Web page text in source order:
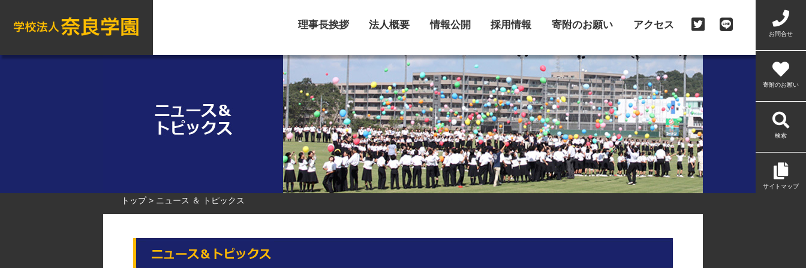
理事長挨拶 法人概要 情報公開 採用情報 寄附のお願い アクセス
お問合せ
寄附のお願い
検索
サイトマップ
トップ ニュース ＆ トピックス